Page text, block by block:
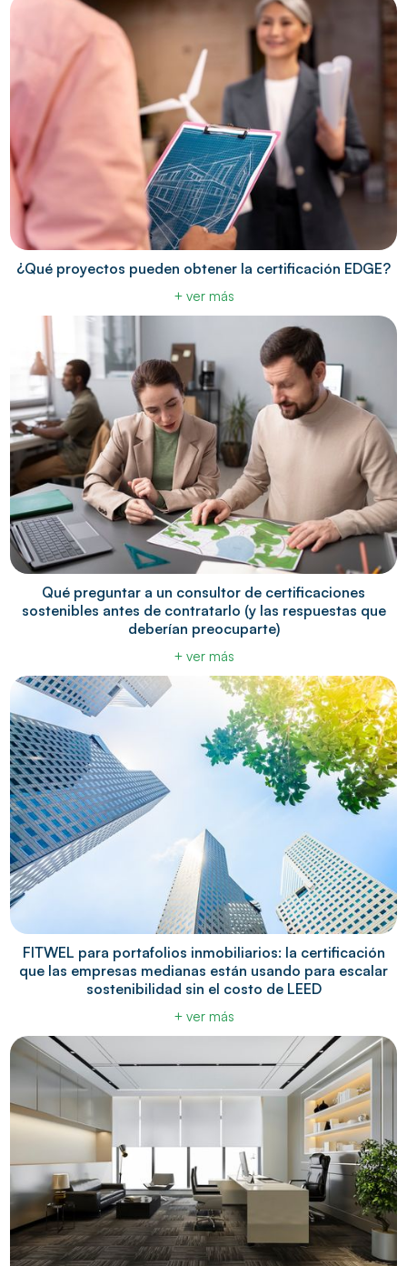
¿Qué proyectos pueden obtener la certificación EDGE?
+ ver más
Qué preguntar a un consultor de certificaciones
sostenibles antes de contratarlo (y las respuestas que
deberían preocuparte)
+ ver más
FITWEL para portafolios inmobiliarios: la certificación
que las empresas medianas están usando para escalar
sostenibilidad sin el costo de LEED
+ ver más